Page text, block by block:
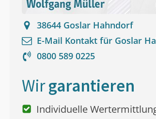
38644 Goslar Hahndorf
E-Mail Kontakt für Goslar
0800 589 0225
Wirgarantieren
Individuelle